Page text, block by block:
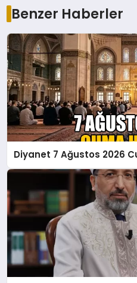
Benzer Haberler
Diyanet 7 Ağustos 2026